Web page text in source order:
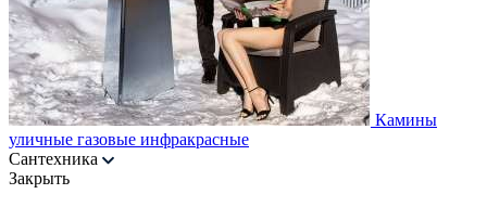
Камины
уличные газовые инфракрасные
Сантехника
Закрыть